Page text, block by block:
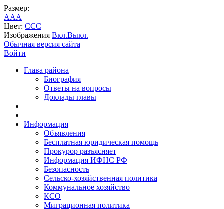
Размер:
AAA
Цвет: CCC
Изображения Вкл.Выкл.
Обычная версия сайта
Войти
Глава района
Биография
Ответы на вопросы
Доклады главы
Информация
Объявления
Бесплатная юридическая помощь
Прокурор разъясняет
Информация ИФНС РФ
Безопасность
Сельско-хозяйственная политика
Коммунальное хозяйство
КСО
Миграционная политика